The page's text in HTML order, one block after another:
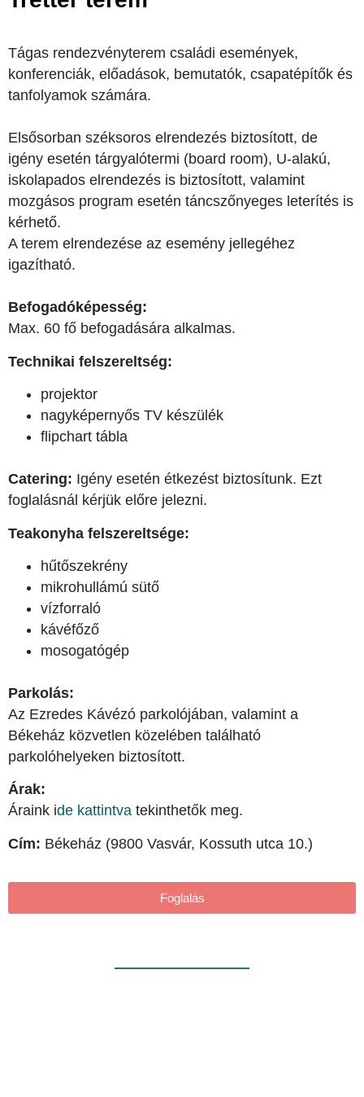
Tágas rendezvényterem családi események,
konferenciák, előadások, bemutatók, csapatépítők és
tanfolyamok számára.
Elsősorban széksoros elrendezés biztosított, de
igény esetén tárgyalótermi (board room), U-alakú,
iskolapados elrendezés is biztosított, valamint
mozgásos program esetén táncszőnyeges leterítés is
kérhető.
A terem elrendezése az esemény jellegéhez
igazítható.
Befogadóképesség:
Max. 60 fő befogadására alkalmas.
Technikai felszereltség:
projektor
nagyképernyős TV készülék
flipchart tábla
Catering: Igény esetén étkezést biztosítunk. Ezt
foglalásnál kérjük előre jelezni.
Teakonyha felszereltsége:
hűtőszekrény
mikrohullámú sütő
vízforraló
kávéfőző
mosogatógép
Parkolás:
Az Ezredes Kávézó parkolójában, valamint a
Békeház közvetlen közelében található
parkolóhelyeken biztosított.
Árak:
Áraink ide kattintva tekinthetők meg.
Cím: Békeház (9800 Vasvár, Kossuth utca 10.)
Foglalás